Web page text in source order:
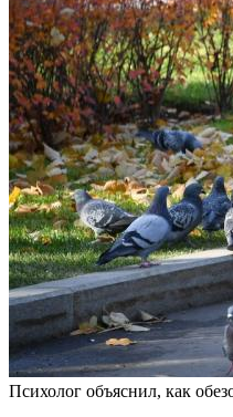
Психолог объяснил, как